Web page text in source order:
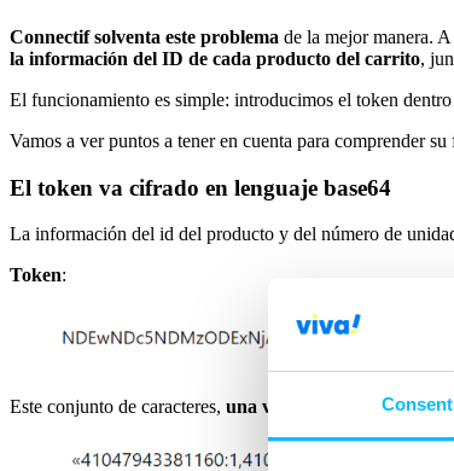
Connectif solventa este problema de la mejor manera.
la información del ID de cada producto del carrito,
El funcionamiento es simple: introducimos el token
Vamos a ver puntos a tener en cuenta para comprender
El token va cifrado en lenguaje base64
La información del id del producto y del número de
Token:
Este conjunto de caracteres, una vez descifrado lleva la